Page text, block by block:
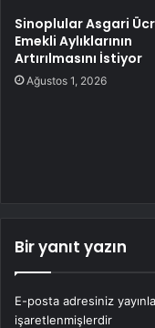
Sinoplular Asgari
Emekli Aylıklarının
Artırılmasını İstiyor
Ağustos 1, 2026
Bir yanıt yazın
E-posta adresiniz
işaretlenmişlerdir